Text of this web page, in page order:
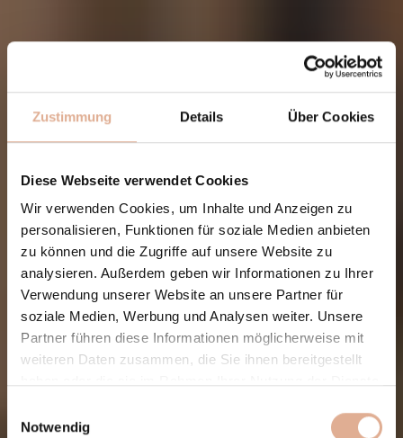
Zustimmung Details Über Cookies
Diese Webseite verwendet Cookies
Wir verwenden Cookies, um Inhalte und Anzeigen zu
personalisieren, Funktionen für soziale Medien anbieten
zu können und die Zugriffe auf unsere Website zu
analysieren. Außerdem geben wir Informationen zu Ihrer
Verwendung unserer Website an unsere Partner für
soziale Medien, Werbung und Analysen weiter. Unsere
Partner führen diese Informationen möglicherweise mit
weiteren Daten zusammen, die Sie ihnen bereitgestellt
Notwendig